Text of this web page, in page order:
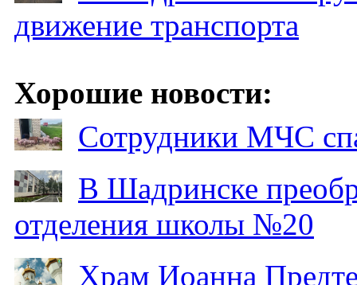
движение транспорта
Хорошие новости:
Сотрудники МЧС
В Шадринске
отделения школы №20
Храм Иоанна